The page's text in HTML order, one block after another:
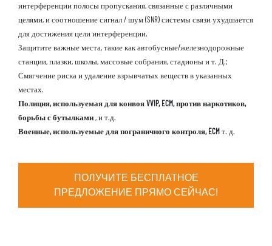
интерференции полосы пропускания, связанные с различными
целями, и соотношение сигнал / шум (SNR) системы связи ухудшается
для достижения цели интерференции.
Защитите важные места, такие как автобусные/железнодорожные
станции, плазки, школы, массовые собрания, стадионы и т. Д.;
Смягчение риска и удаление взрывчатых веществ в указанных
местах.
Полиция, используемая для конвоя VVIP, ECM, против наркотиков,
борьбы с бутылками, и т.д.
Военные, используемые для пограничного контроля, ECMт. д.
ПОЛУЧИТЕ БЕСПЛАТНОЕ
ПРЕДЛОЖЕНИЕ ПРЯМО СЕЙЧАС!